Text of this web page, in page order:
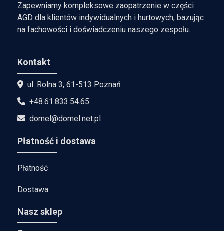
Zapewniamy kompleksowe zaopatrzenie w części
AGD dla klientów indywidualnych i hurtowych, bazując
na fachowości i doświadczeniu naszego zespołu.
Kontakt
ul. Rolna 3, 61-513 Poznań
+48.61.833.54.65
domel@domel.net.pl
Płatność i dostawa
Płatność
Dostawa
Nasz sklep